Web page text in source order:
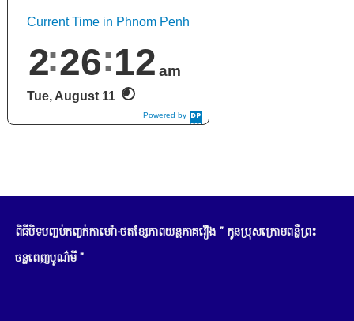
Powered by
DaysPedia.c
Current Time in Phnom Penh
2 26 14 am
Tue, August 11
ពិធីបិទបញ្ចប់កញ្ចក់កាមេរ៉ា-ថតខ្សែភាពយន្តភាគរឿង " កូនប្រុសក្រោមពន្លឺព្រះ
ចន្ទពេញបូណ៌មី "